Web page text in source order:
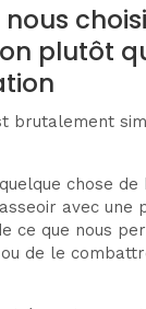
plutôt
brutalement
chose de
avec une
ce que nous
de le